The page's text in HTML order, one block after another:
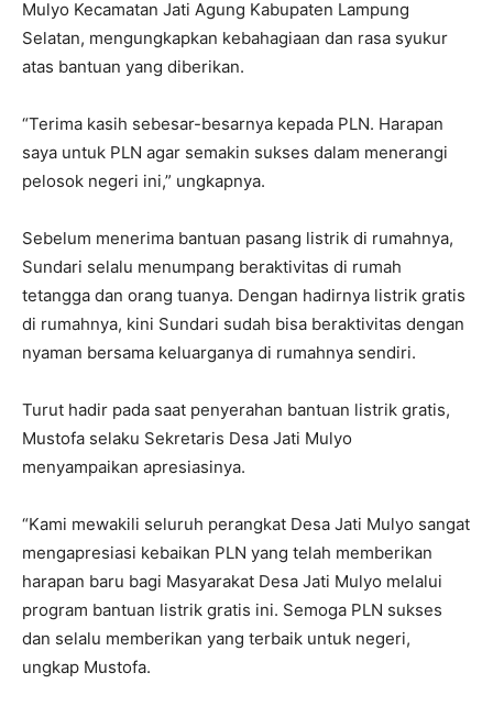
Mulyo Kecamatan Jati Agung Kabupaten Lampung
Selatan, mengungkapkan kebahagiaan dan rasa syukur
atas bantuan yang diberikan.
“Terima kasih sebesar-besarnya kepada PLN. Harapan
saya untuk PLN agar semakin sukses dalam menerangi
pelosok negeri ini,” ungkapnya.
Sebelum menerima bantuan pasang listrik di rumahnya,
Sundari selalu menumpang beraktivitas di rumah
tetangga dan orang tuanya. Dengan hadirnya listrik gratis
di rumahnya, kini Sundari sudah bisa beraktivitas dengan
nyaman bersama keluarganya di rumahnya sendiri.
Turut hadir pada saat penyerahan bantuan listrik gratis,
Mustofa selaku Sekretaris Desa Jati Mulyo
menyampaikan apresiasinya.
“Kami mewakili seluruh perangkat Desa Jati Mulyo sangat
mengapresiasi kebaikan PLN yang telah memberikan
harapan baru bagi Masyarakat Desa Jati Mulyo melalui
program bantuan listrik gratis ini. Semoga PLN sukses
dan selalu memberikan yang terbaik untuk negeri,
ungkap Mustofa.